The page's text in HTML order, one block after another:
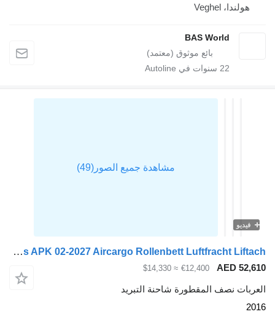
هولندا، Veghel
BAS World
سنوات في Autoline
فيديو
Talson F1227 3 axles APK 02-2027 Aircargo Rollenbett Luftfracht Liftach
AED
€12,400
≈ $14,330
نصف المقطورة شاحنة التبريد